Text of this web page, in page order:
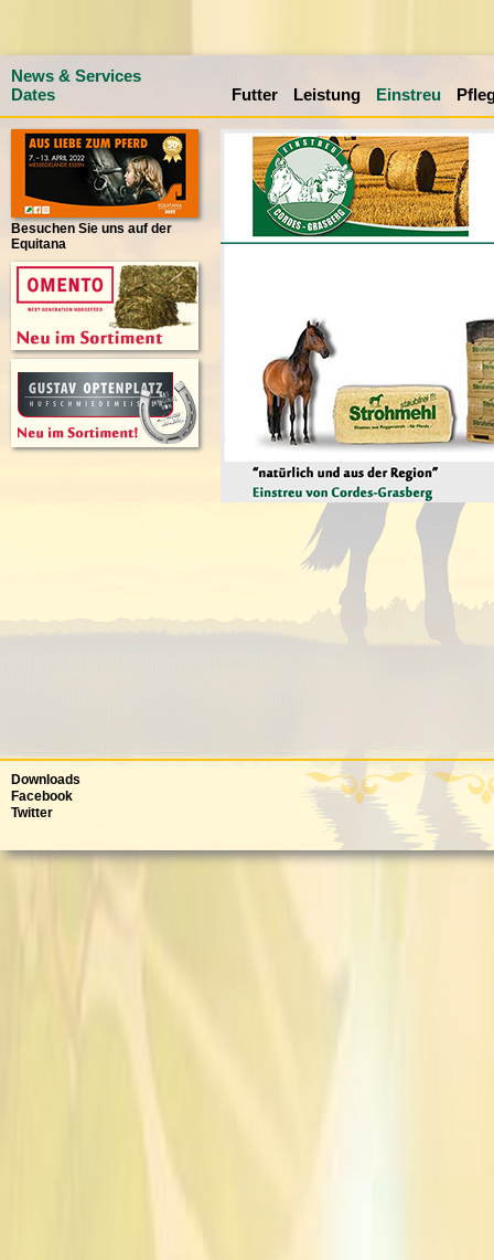
News & Services
Dates
Besuchen Sie uns auf der
Equitana
Downloads
Facebook
Twitter
Futter Leistung Einstreu